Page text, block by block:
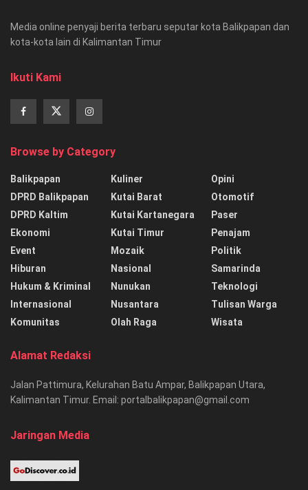
Media online penyaji berita terbaru seputar kota Balikpapan dan
kota-kota lain di Kalimantan Timur
Ikuti Kami
Browse by Category
Balikpapan
DPRD Balikpapan
DPRD Kaltim
Ekonomi
Event
Hiburan
Hukum & Kriminal
Internasional
Komunitas
Kuliner
Kutai Barat
Kutai Kartanegara
Kutai Timur
Mozaik
Nasional
Nunukan
Nusantara
Olah Raga
Opini
Otomotif
Paser
Penajam
Politik
Samarinda
Teknologi
Tulisan Warga
Wisata
Alamat Redaksi
Jalan Pattimura, Kelurahan Batu Ampar, Balikpapan Utara,
Kalimantan Timur. Email: portalbalikpapan@gmail.com
Jaringan Media